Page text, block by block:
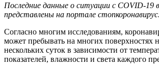
Последние данные о ситуации с COVID-19
представлены на портале
Согласно многим исследованиям,
может пребывать на многих поверхностях
нескольких суток в зависимости от
показателей, влажности и света каждого